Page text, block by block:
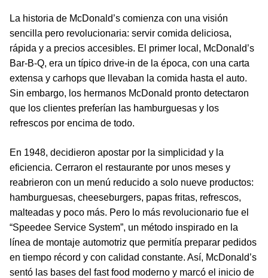
La historia de McDonald’s comienza con una visión
sencilla pero revolucionaria: servir comida deliciosa,
rápida y a precios accesibles. El primer local, McDonald’s
Bar-B-Q, era un típico drive-in de la época, con una carta
extensa y carhops que llevaban la comida hasta el auto.
Sin embargo, los hermanos McDonald pronto detectaron
que los clientes preferían las hamburguesas y los
refrescos por encima de todo.
En 1948, decidieron apostar por la simplicidad y la
eficiencia. Cerraron el restaurante por unos meses y
reabrieron con un menú reducido a solo nueve productos:
hamburguesas, cheeseburgers, papas fritas, refrescos,
malteadas y poco más. Pero lo más revolucionario fue el
“Speedee Service System”, un método inspirado en la
línea de montaje automotriz que permitía preparar pedidos
en tiempo récord y con calidad constante. Así, McDonald’s
sentó las bases del fast food moderno y marcó el inicio de